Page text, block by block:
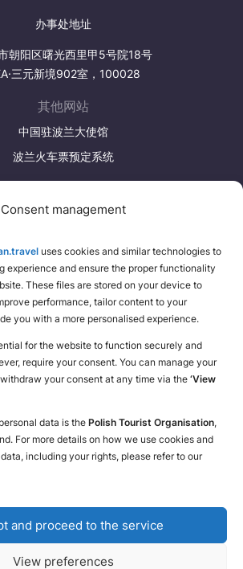
Consent management
uses cookies and similar technologies to
experience and ensure the proper functionality
These files are stored on your device to
performance, tailor content to your
you with a more personalised experience.
for the website to function securely and
require your consent. You can manage your
your consent at any time via the ‘View
data is the Polish Tourist Organisation,
For more details on how we use cookies and
including your rights, please refer to our
and proceed to the service
View preferences
办事处地址
朝阳区曙光西里甲5号院18号
三元新境902室，100028
其他网站
中国驻波兰大使馆
波兰火车票预定系统
发现更多
为自己找个地方
of availabilityThe Privacy & Cookies Policy